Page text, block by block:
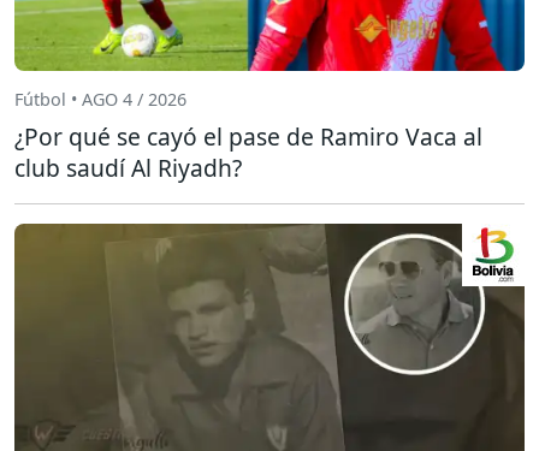
Fútbol • AGO 4 / 2026
¿Por qué se cayó el pase de Ramiro Vaca al
club saudí Al Riyadh?